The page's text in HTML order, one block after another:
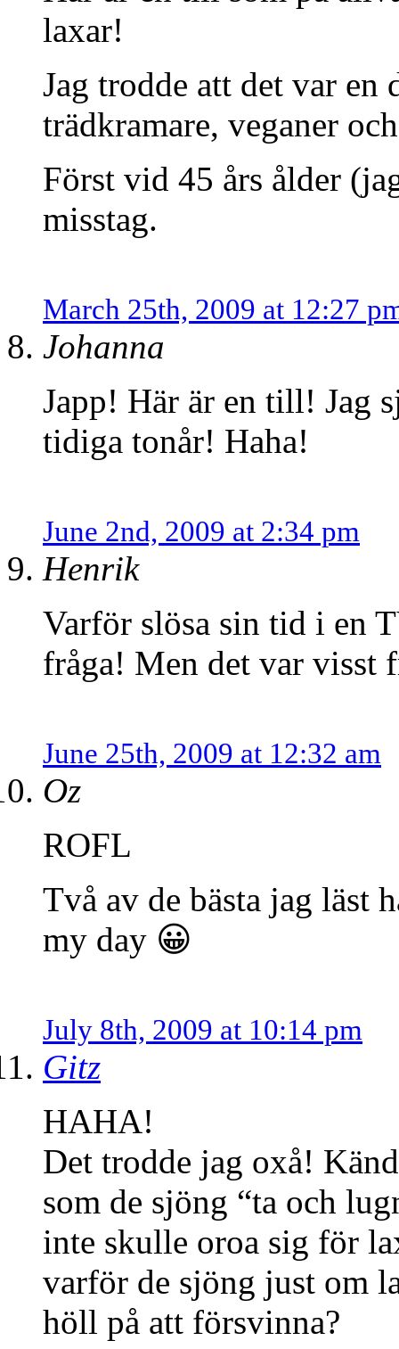
laxar!
Jag trodde att det var
trädkramare, veganer
Först vid 45 års ålder
misstag.
March 25th, 2009 at 12:27
Johanna
Japp! Här är en till! Jag
tidiga tonår! Haha!
June 2nd, 2009 at 2:34 pm
Henrik
Varför slösa sin tid i en
fråga! Men det var visst
June 25th, 2009 at 12:32 am
Oz
ROFL
Två av de bästa jag läst
my day 😀
July 8th, 2009 at 10:14 pm
Gitz
HAHA!
Det trodde jag oxå!
som de sjöng “ta och
inte skulle oroa sig för
varför de sjöng just om
höll på att försvinna?